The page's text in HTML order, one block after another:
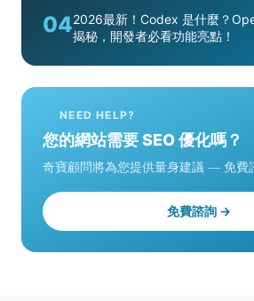
042026最新！Codex 是什麼？
揭秘，開發者必看功能亮點！
NEED HELP?
您的網站需要 SEO 優化嗎？
奇寶顧問將為您提供量身建議 — 免費
免費諮詢 →